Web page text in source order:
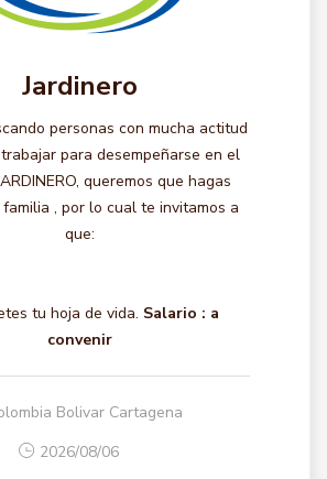
Jardinero
personas con mucha actitud
para desempeñarse en el
queremos que hagas
, por lo cual te invitamos a
que:
tu hoja de vida. Salario : a
convenir
Bolivar Cartagena
2026/08/06